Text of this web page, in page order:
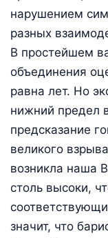
нарушением
разных
В простейшем
объединения
равна лет. Но
нижний предел
предсказание
великого
возникла наша
столь высоки,
значит, что